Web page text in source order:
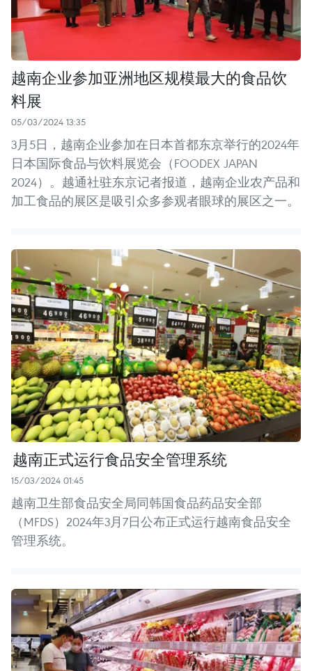
越南企业参加亚洲地区规模最大的食品饮
料展
05/03/2024 13:35
3月5日，越南企业参加在日本首都东京举行的2024年
日本国际食品与饮料展览会（FOODEX JAPAN
2024）。越通社驻东京记者报道，越南企业农产品和
加工食品的展区是吸引众多参观者眼球的展区之一。
越南正式运行食品安全管理系统
15/03/2024 01:45
越南卫生部食品安全局同韩国食品药品安全部
（MFDS）2024年3月7日公布正式运行越南食品安全
管理系统。